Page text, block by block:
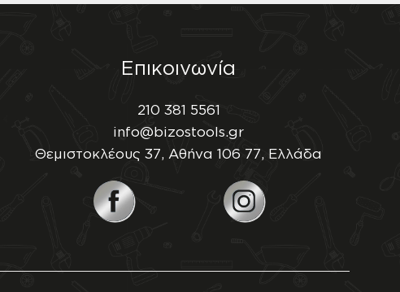
Επικοινωνία
210 381 5561
info@bizostools.gr
Θεμιστοκλέους 37, Αθήνα 106 77, Ελλάδα